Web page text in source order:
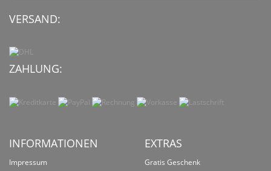
VERSAND:
ZAHLUNG:
INFORMATIONEN
Impressum
EXTRAS
Gratis Geschenk